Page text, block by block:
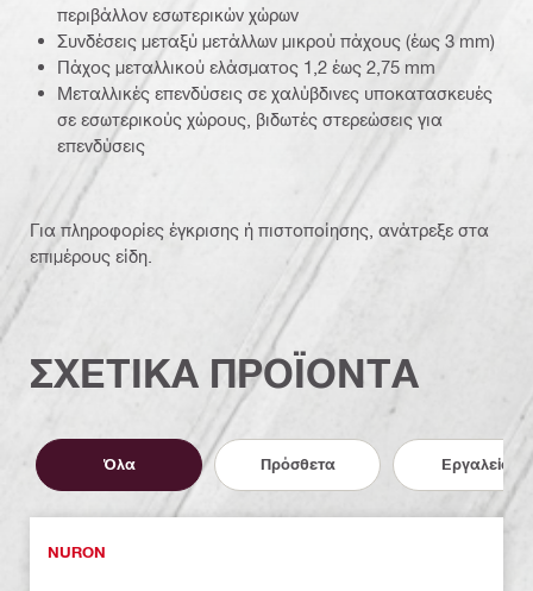
περιβάλλον εσωτερικών χώρων
Συνδέσεις μεταξύ μετάλλων μικρού πάχους (έως 3 mm)
Πάχος μεταλλικού ελάσματος 1,2 έως 2,75 mm
Μεταλλικές επενδύσεις σε χαλύβδινες υποκατασκευές
σε εσωτερικούς χώρους, βιδωτές στερεώσεις για
επενδύσεις
Για πληροφορίες έγκρισης ή πιστοποίησης, ανάτρεξε στα
επιμέρους είδη.
ΣΧΕΤΙΚΑ ΠΡΟΪΟΝΤΑ
Όλα Πρόσθετα Εργαλεία
NURON